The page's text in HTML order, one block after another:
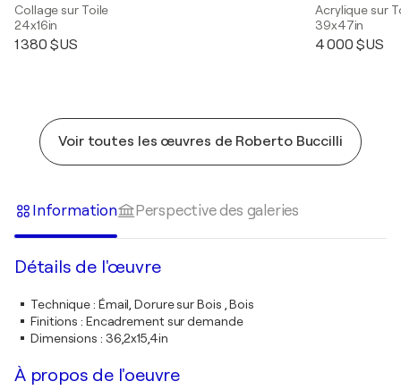
Collage sur Toile
24x16in
1 380 $US
Acrylique sur
39x47in
4 000 $US
Voir toutes les œuvres de Roberto Buccilli
Information Perspective des galeries
Détails de l'œuvre
Technique: Émail, Dorure sur Bois , Bois
Finitions : Encadrement sur demande
Dimensions : 36,2x15,4in
À propos de l'oeuvre